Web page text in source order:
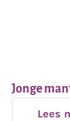
Jonge
Lees